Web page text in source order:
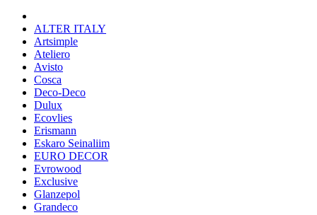
ALTER ITALY
Artsimple
Ateliero
Avisto
Cosca
Deco-Deco
Dulux
Ecovlies
Erismann
Eskaro Seinaliim
EURO DECOR
Evrowood
Exclusive
Glanzepol
Grandeco